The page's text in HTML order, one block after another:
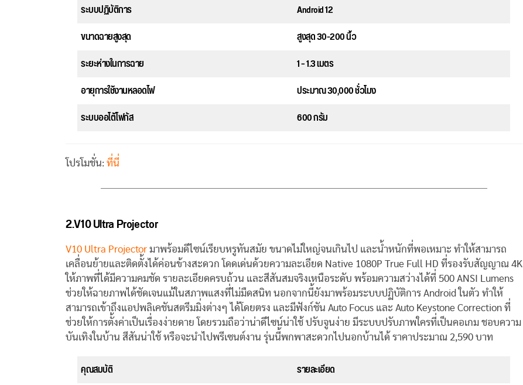
ระบบปฏิบัติการ
Android 12
ขนาดฉายสูงสุด
สูงสุด 30-200 นิ้ว
ระยะห่างในการฉาย
1 – 1.3 เมตร
อายุการใช้งานหลอดไฟ
ประมาณ 30,000 ชั่วโมง
ระบบออโต้โฟกัส
600 กรัม
โปรโมชั่น: ที่นี่
2.V10 Ultra Projector
V10 Ultra Projector มาพร้อมดีไซน์เรียบหรูทันสมัย ขนาดไม่ใหญ่จนเกินไป และน้ำหนักที่พอเหมาะ ทำให้สามารถ
เคลื่อนย้ายและติดตั้งได้ค่อนข้างสะดวก โดดเด่นด้วยความละเอียด Native 1080P True Full HD ที่รองรับสัญญาณ 4K
ให้ภาพที่ได้มีความคมชัด รายละเอียดครบถ้วน และสีสันสมจริงเหนือระดับ พร้อมความสว่างได้ที่ 500 ANSI Lumens
ช่วยให้ฉายภาพได้ชัดเจนแม้ในสภาพแสงที่ไม่มืดสนิท นอกจากนี้ยังมาพร้อมระบบปฏิบัติการ Android ในตัว ทำให้
สามารถเข้าถึงแอปพลิเคชันสตรีมมิ่งต่างๆ ได้โดยตรง และมีฟังก์ชัน Auto Focus และ Auto Keystone Correction ที่
ช่วยให้การตั้งค่าเป็นเรื่องง่ายดาย โดยรวมถือว่าน่าดีไซน์น่าใช้ ปรับจูนง่าย มีระบบปรับภาพใครที่เป็นคอเกม ชอบความ
บันเทิงในบ้าน สีสันน่าใช้ หรือจะนำไปพรีเซนต์งาน รุ่นนี้พกพาสะดวกไปนอกบ้านได้ ราคาประมาณ 2,590 บาท
คุณสมบัติ รายละเอียด